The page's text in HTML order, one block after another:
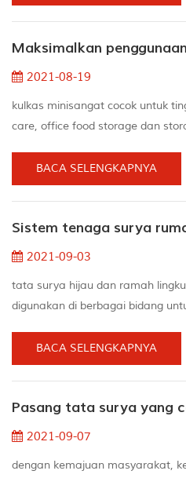
dipertimbangkan oleh pemilik
mereka masih bisa membuat
paling tenang, bayangkan mes...
Maksimalkan
2021-08-19
kulkas minisangat cocok untuk
care, office food storage dan
menghalangi aliran udara, itu
untuk bekerja dan membuat area
makanan dan alkohol dapat
BACA SELENGKAPNYA
Sistem tenaga surya
2021-09-03
tata surya hijau dan ramah
digunakan di berbagai bidang
menghemat biaya.tata surya
untuk berada di luar ruangan
untungnya bagi kami, tinggal di
semudah i...
BACA SELENGKAPNYA
2021-09-07
dengan kemajuan masyarakat,